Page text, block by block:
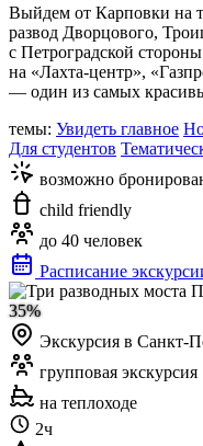
Выйдем от Карповки на
развод Дворцового,
с Петроградской
на «Лахта‑центр»,
— один из самых
темы: Увидеть главное
Для студентов
возможно
child friendly
до 40 человек
Расписание
35%
Экскурсия в Санкт-
групповая экскурсия
на теплоходе
2ч